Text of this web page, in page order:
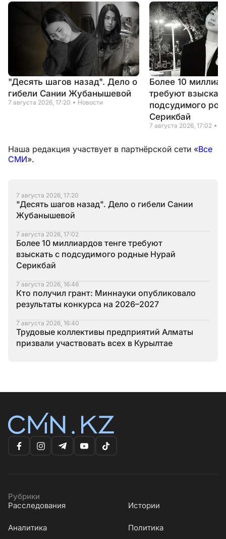
"Десять шагов назад". Дело о
гибели Сании Жубанышевой
7 августа 2026, 17:20 Новости
Более 10
требуют
подсудимого
Серикбай
7 августа 2026, 17:02
Наша редакция участвует в партнёрской сети «Все
СМИ».
7 августа 2026, 17:20
"Десять шагов назад". Дело о гибели Сании
Жубанышевой
7 августа 2026, 17:02
Более 10 миллиардов тенге требуют
взыскать с подсудимого родные Нурай
Серикбай
7 августа 2026, 16:46
Кто получил грант: Миннауки опубликовало
результаты конкурса на 2026–2027
7 августа 2026, 16:40
Трудовые коллективы предприятий Алматы
призвали участвовать всех в Курылтае
Рубрики
Расследования
Истории
Аналитика Политика